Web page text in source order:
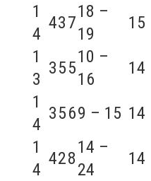
1
4
437
18 –
19
15
1
3
355
10 –
16
14
1
4
3569 – 15 14
1
4
428
14 –
24
14